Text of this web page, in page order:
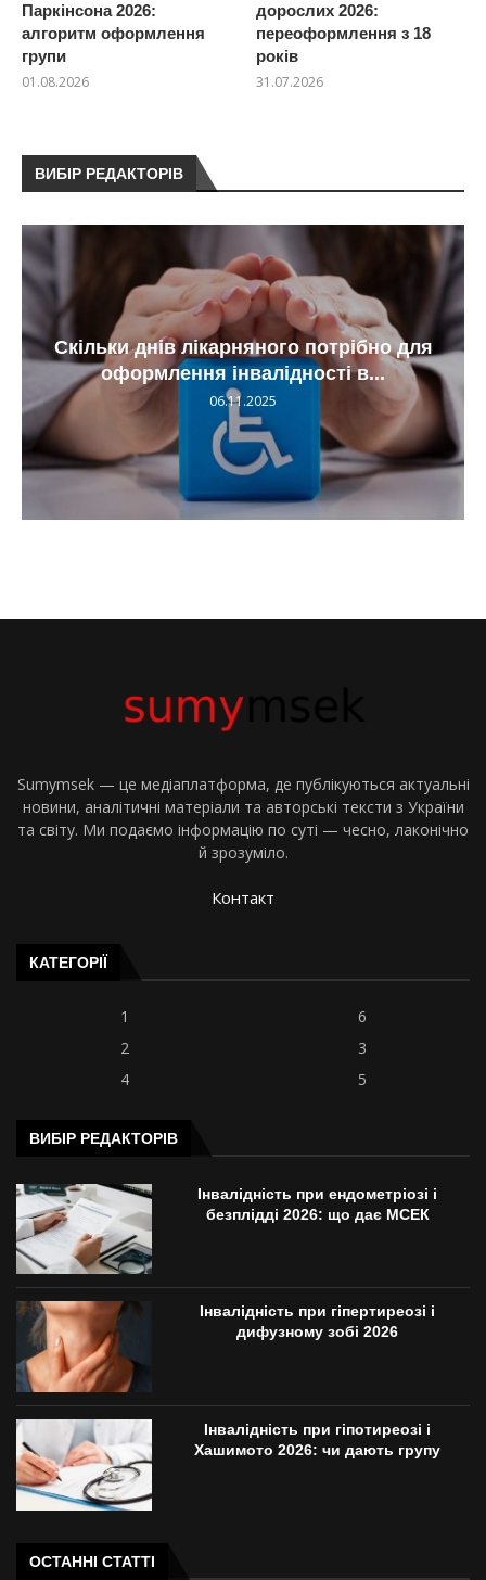
Паркінсона 2026:
алгоритм оформлення
групи
01.08.2026
дорослих 2026:
переоформлення з 18
років
31.07.2026
ВИБІР РЕДАКТОРІВ
Скільки днів лікарняного потрібно для
оформлення інвалідності в...
06.11.2025
Sumymsek — це медіаплатформа, де публікуються актуальні
новини, аналітичні матеріали та авторські тексти з України
та світу. Ми подаємо інформацію по суті — чесно, лаконічно
й зрозуміло.
Контакт
КАТЕГОРІЇ
1
6
2
3
4
5
ВИБІР РЕДАКТОРІВ
Інвалідність при ендометріозі і
безплідді 2026: що дає МСЕК
Інвалідність при гіпертиреозі і
дифузному зобі 2026
Інвалідність при гіпотиреозі і
Хашимото 2026: чи дають групу
ОСТАННІ СТАТТІ